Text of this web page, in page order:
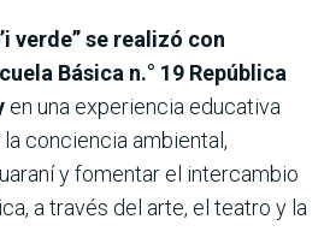
verde” se realizó con
Básica n.° 19 República
en una experiencia educativa
conciencia ambiental,
y fomentar el intercambio
a través del arte, el teatro y la